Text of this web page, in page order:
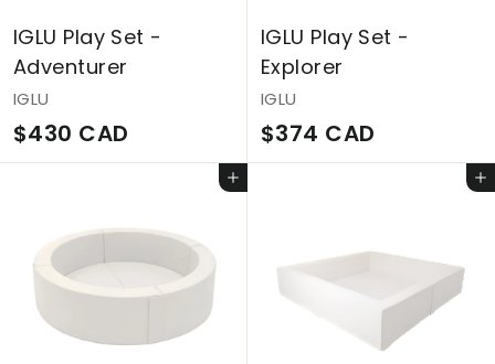
IGLU Play Set -
Adventurer
IGLU
$430 CAD
4
0
C
A
IGLU Play Set -
Explorer
IGLU
$374 CAD
3
C
Ajouter au panier Ajouter au panier